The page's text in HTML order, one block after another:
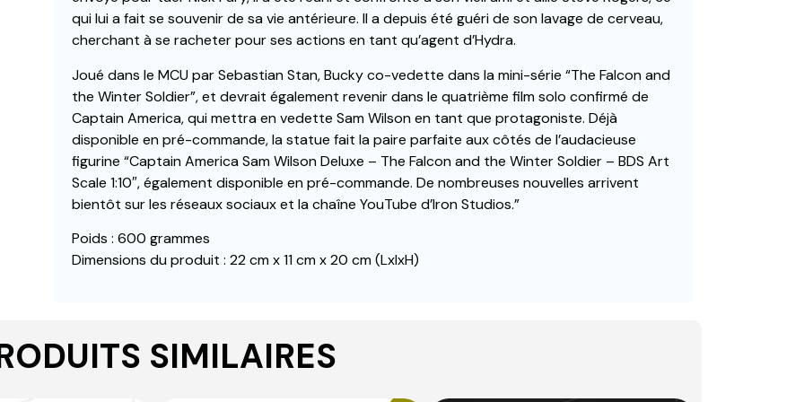
qui lui a fait se souvenir de sa vie antérieure. Il a depuis été guéri de son lavage de cerveau,
cherchant à se racheter pour ses actions en tant qu’agent d’Hydra.
Joué dans le MCU par Sebastian Stan, Bucky co-vedette dans la mini-série “The Falcon and
the Winter Soldier”, et devrait également revenir dans le quatrième film solo confirmé de
Captain America, qui mettra en vedette Sam Wilson en tant que protagoniste. Déjà
disponible en pré-commande, la statue fait la paire parfaite aux côtés de l’audacieuse
figurine “Captain America Sam Wilson Deluxe – The Falcon and the Winter Soldier – BDS Art
Scale 1:10″, également disponible en pré-commande. De nombreuses nouvelles arrivent
bientôt sur les réseaux sociaux et la chaîne YouTube d’Iron Studios.”
Poids : 600 grammes
Dimensions du produit : 22 cm x 11 cm x 20 cm (LxlxH)
SIMILAIRES